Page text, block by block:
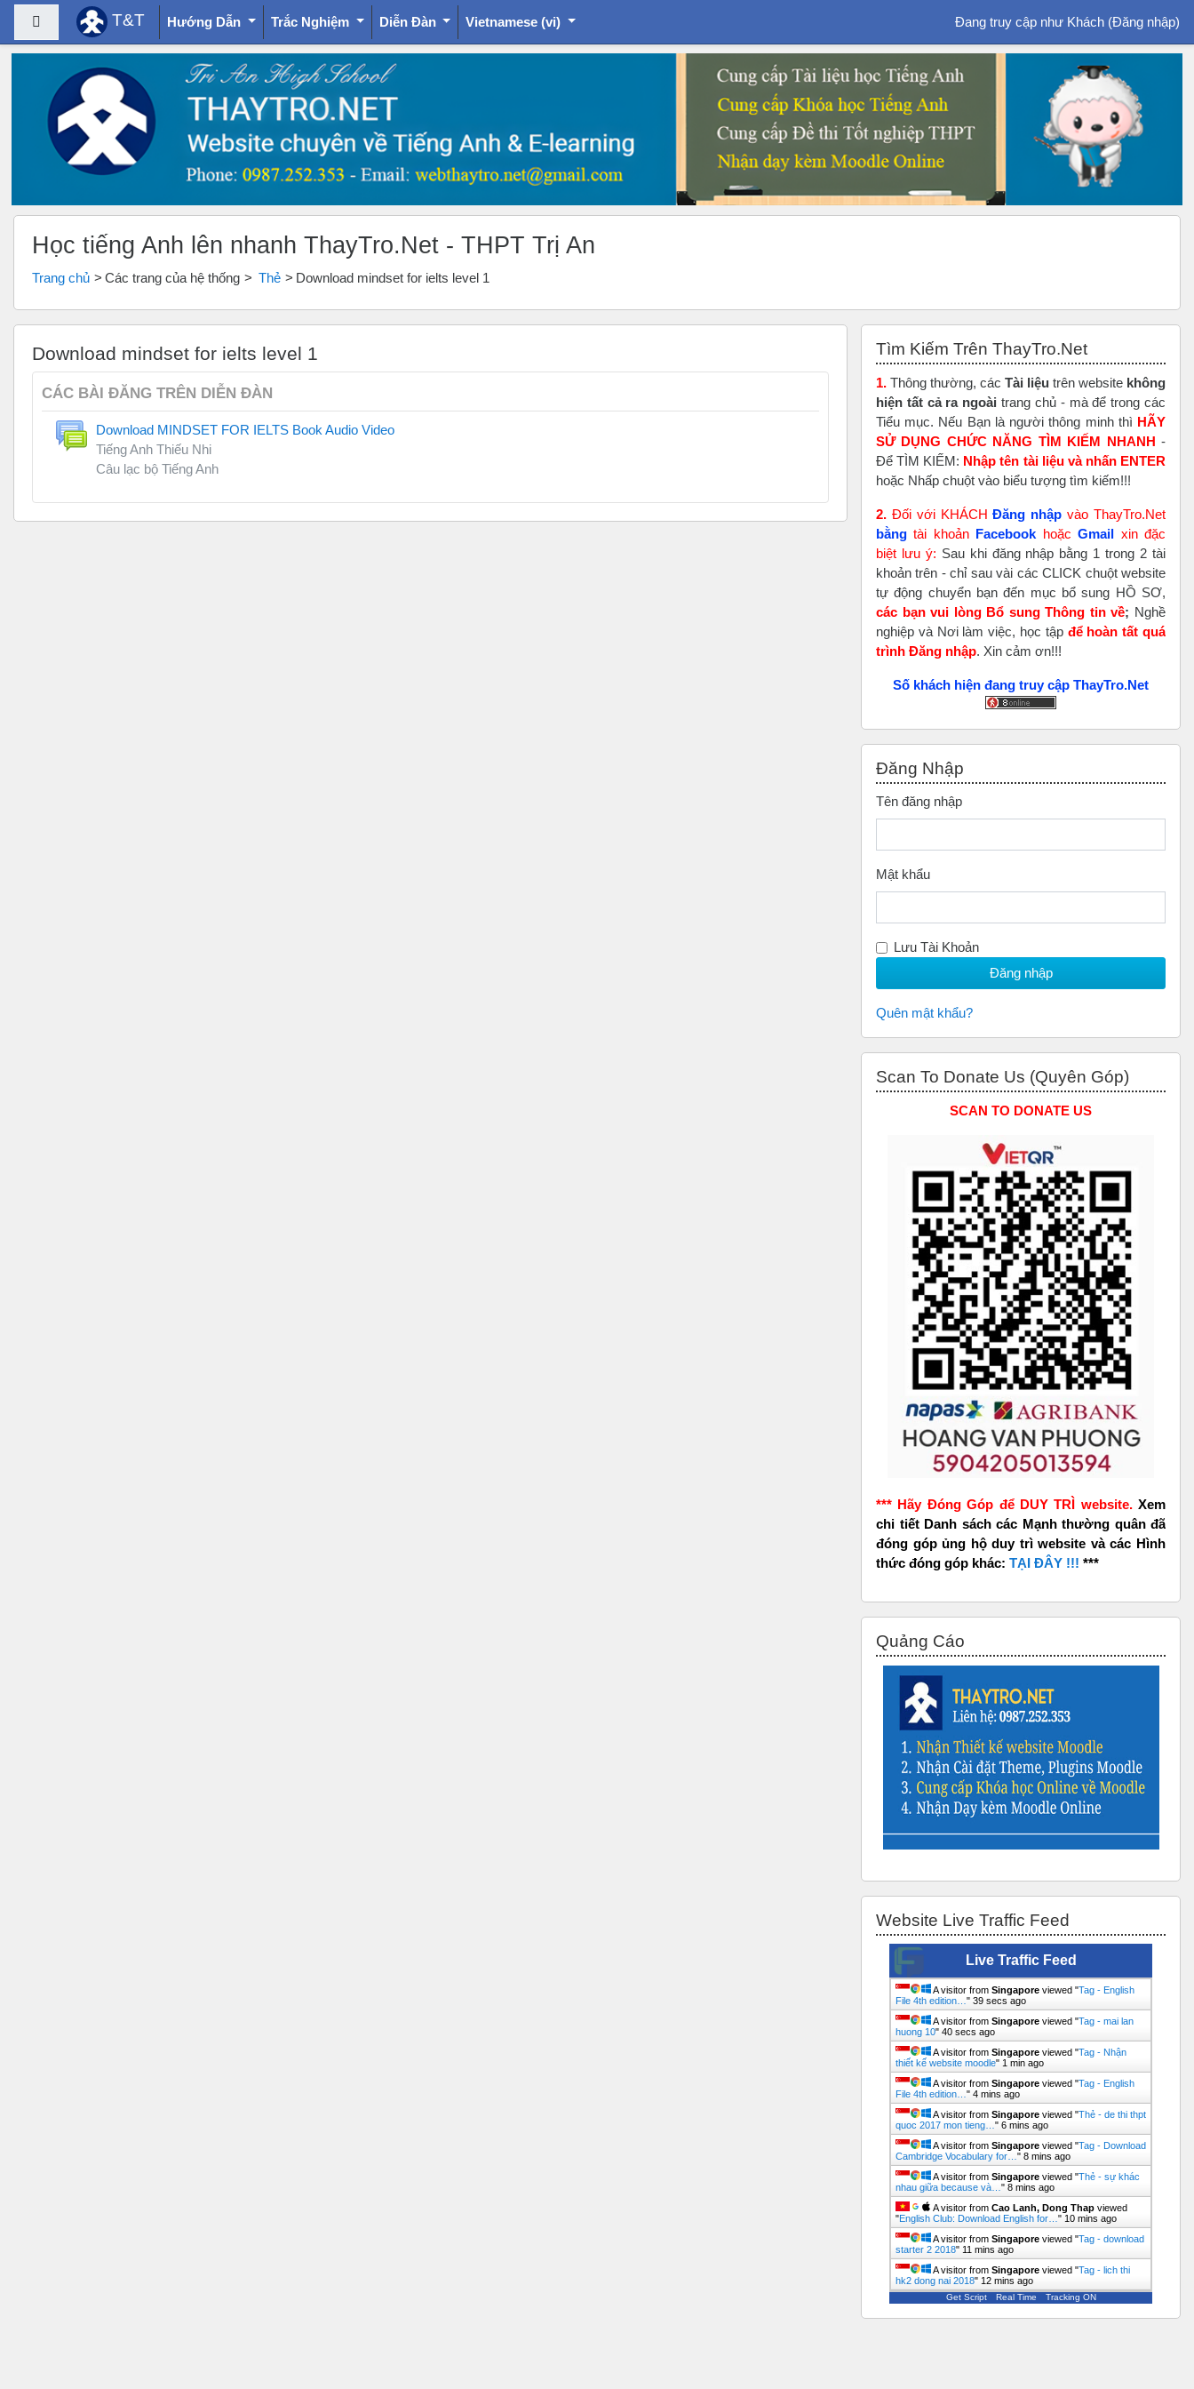
Chuyển tới nội dung chính
Bảng điều khiển cạnh
T&T Hướng Dẫn Trắc Nghiệm Diễn Đàn Vietnamese ‎(vi)‎ Đang truy cập như Khách (Đăng nhập)
Học tiếng Anh lên nhanh ThayTro.Net - THPT Trị An
Trang chủ Các trang của hệ thống Thẻ Download mindset for ielts level 1
Download mindset for ielts level 1
CÁC BÀI ĐĂNG TRÊN DIỄN ĐÀN
Download MINDSET FOR IELTS Book Audio Video
Tiếng Anh Thiếu Nhi
Câu lạc bộ Tiếng Anh
Tìm Kiếm Trên ThayTro.Net
1. Thông thường, các Tài liệu trên website không
hiện tất cả ra ngoài trang chủ - mà để trong các
Tiểu mục. Nếu Bạn là người thông minh thì HÃY
SỬ DỤNG CHỨC NĂNG TÌM KIẾM NHANH -
Để TÌM KIẾM: Nhập tên tài liệu và nhấn ENTER
hoặc Nhấp chuột vào biểu tượng tìm kiếm!!!
2. Đối với KHÁCHĐăng nhập vào ThayTro.Net
bằng tài khoản Facebook hoặcGmail xin đặc
biệt lưu ý: Sau khi đăng nhập bằng 1 trong 2 tài
khoản trên - chỉ sau vài các CLICK chuột website
tự động chuyển bạn đến mục bổ sung HỒ SƠ,
các bạn vui lòng Bổ sung Thông tin về; Nghề
nghiệp và Nơi làm việc, học tập để hoàn tấtquá
trình Đăng nhập. Xin cảm ơn!!!
Số khách hiện đang truy cập ThayTro.Net
Đăng Nhập
Tên đăng nhập
Mật khẩu
Lưu Tài Khoản
Quên mật khẩu?
Scan To Donate Us (Quyên Góp)
SCAN TO DONATE US
*** Hãy Đóng Góp để DUY TRÌ website. Xem
chi tiết Danh sách các Mạnh thường quân đã
đóng góp ủng hộ duy trì website và các Hình
thức đóng góp khác: TẠI ĐÂY !!! ***
Quảng Cáo
Website Live Traffic Feed
Live Traffic Feed
A visitor from Singapore viewed "Tag - English
File 4th edition…" 39 secs ago
A visitor from Singapore viewed "Tag - mai lan
huong 10" 40 secs ago
A visitor from Singapore viewed "Tag - Nhận
thiết kế website moodle" 1 min ago
A visitor from Singapore viewed "Tag - English
File 4th edition…" 4 mins ago
A visitor from Singapore viewed "Thẻ - de thi thpt
quoc 2017 mon tieng…" 6 mins ago
A visitor from Singapore viewed "Tag - Download
Cambridge Vocabulary for…" 8 mins ago
A visitor from Singapore viewed "Thẻ - sự khác
nhau giữa because và…" 8 mins ago
A visitor from Cao Lanh, Dong Thap viewed
"English Club: Download English for…" 10 mins ago
A visitor from Singapore viewed "Tag - download
starter 2 2018" 11 mins ago
A visitor from Singapore viewed "Tag - lich thi
hk2 dong nai 2018" 12 mins ago
Get Script Real Time Tracking ON